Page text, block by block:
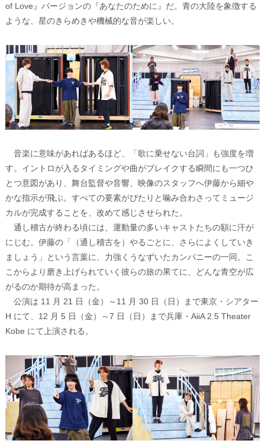
of Love』バージョンの『あなたのために』だ。青の大陸を象徴する
ような、星のきらめきや機械的な音が楽しい。
音楽に意味があればあるほど、「歌に乗せない台詞」も強度を増
す。イントロが入るタイミングや曲がブレイクする瞬間にも一つひ
とつ意図があり、舞台監督や音響、映像のスタッフへ伊藤から細や
かな指示が飛ぶ。すべての要素がぴたりと噛み合わさってミュージ
カルが完成することを、改めて感じさせられた。
通し稽古が終わる頃には、運動量の多いキャストたちの額に汗が
にじむ。伊藤の「（通し稽古を）やるごとに、さらによくしていき
ましょう」という言葉に、力強くうなずいたカンパニーの一同。こ
こからより磨き上げられていく彼らの旅の果てに、どんな青空が広
がるのか期待が高まった。
公演は 11 月 21 日（金）～11 月 30 日（日）まで東京・シアター
H にて、12 月 5 日（金）～7 日（日）まで兵庫・AiiA 2.5 Theater
Kobe にて上演される。